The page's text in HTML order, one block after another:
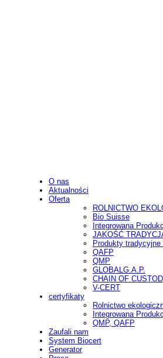
O nas
Aktualności
Oferta
ROLNICTWO
Bio Suisse
Integrowana
JAKOŚĆ
Produkty tradycyjne
QAFP
QMP
GLOBALG.A.P.
CHAIN OF
V-CERT
certyfikaty
Rolnictwo
Integrowana
QMP, QAFP
Zaufali nam
System Biocert
Generator